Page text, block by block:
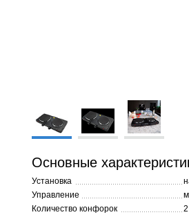
Основные
Установка
Управление
Количество конфорок
2